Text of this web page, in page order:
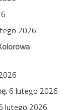
2026
6 lutego 2026
lutego 2026